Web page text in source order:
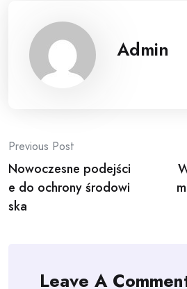
Admin
Post
navigation
Previous Post
Nowoczesne podejści
e do ochrony środowi
ska
Leave A